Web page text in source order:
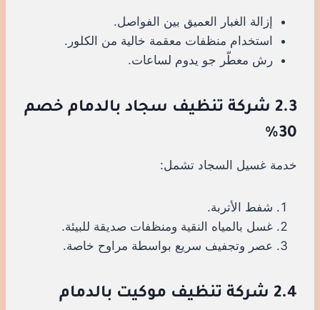
إزالة الغبار العميق بين الفواصل.
استخدام منظفات معقمة خالية من الكلور.
رش معطّر جو يدوم لساعات.
2.3 شركة تنظيف سجاد بالدمام خصم
30%
خدمة غسيل السجاد تشمل:
شفط الأتربة.
غسل بالمياه النقية ومنظفات صديقة للبيئة.
عصر وتجفيف سريع بواسطة مراوح خاصة.
2.4 شركة تنظيف موكيت بالدمام